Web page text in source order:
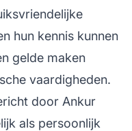
hun kennis kunnen
gelde maken
vaardigheden.
door Ankur
als persoonlijk